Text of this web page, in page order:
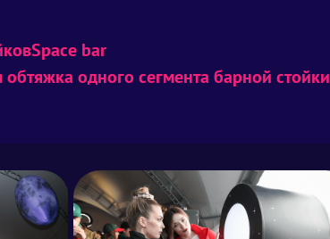
Space bar
обтяжка одного сегмента барной стойки